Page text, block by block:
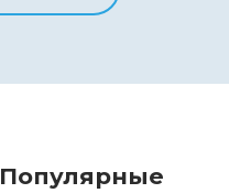
Популярные